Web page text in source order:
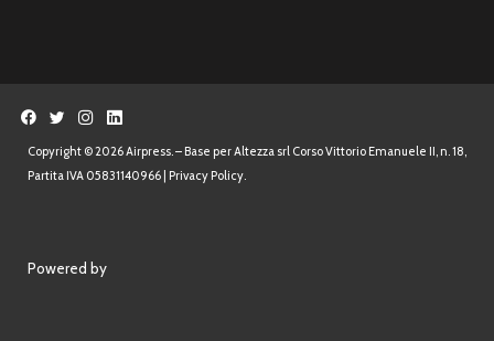
Copyright © 2026 Airpress. – Base per Altezza srl Corso Vittorio Emanuele II, n. 18,
Partita IVA 05831140966 | Privacy Policy.
Powered by